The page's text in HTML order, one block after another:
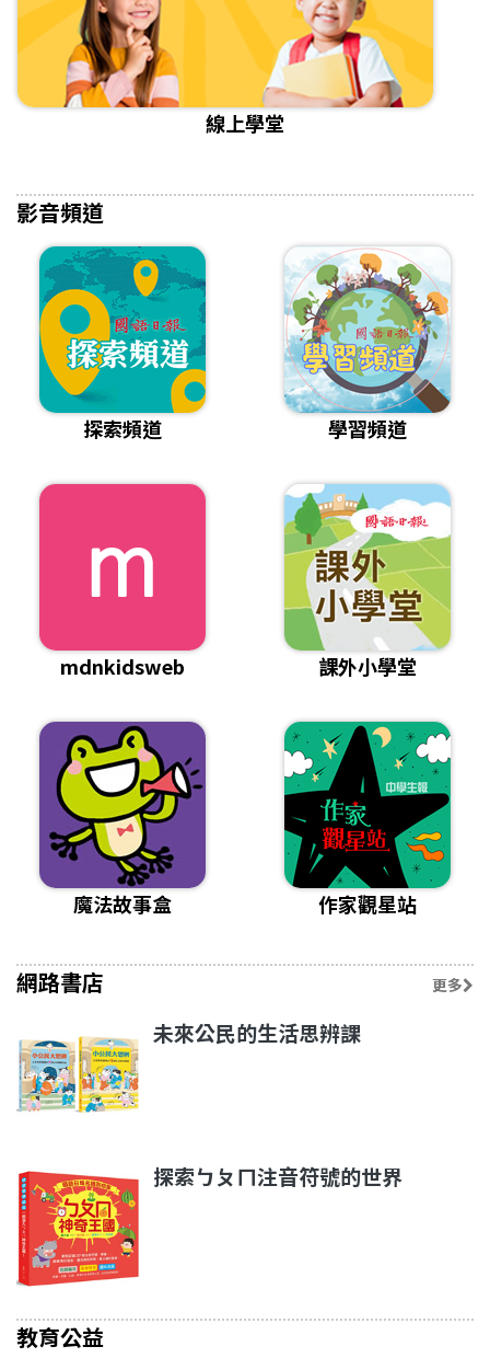
線上學堂
影音頻道
探索頻道 學習頻道
mdnkidsweb 課外小學堂
魔法故事盒 作家觀星站
網路書店 更多
未來公民的生活思辨課
探索ㄅㄆㄇ注音符號的世界
教育公益